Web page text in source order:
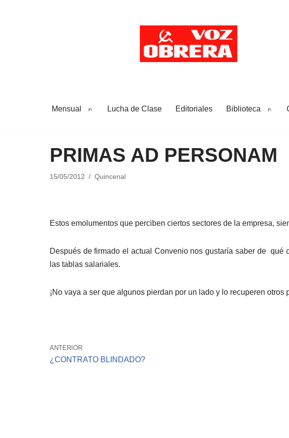
Mensual Lucha de Clase Editoriales Biblioteca
PRIMAS AD PERSONAM
15/05/2012 Quincenal
Estos emolumentos que perciben ciertos sectores de la empresa,
Después de firmado el actual Convenio nos gustaría saber de qué
las tablas salariales.
¡No vaya a ser que algunos pierdan por un lado y lo recuperen otros
ANTERIOR
¿CONTRATO BLINDADO?